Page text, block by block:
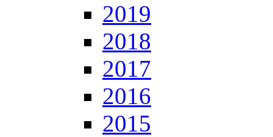
2019
2018
2017
2016
2015